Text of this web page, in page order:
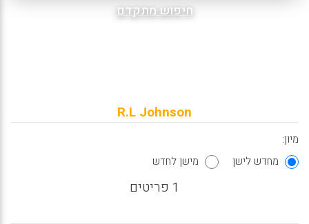
חיפוש מתקדם
R.L Johnson
מיון:
מחדש לישן
מישן לחדש
1 פריטים